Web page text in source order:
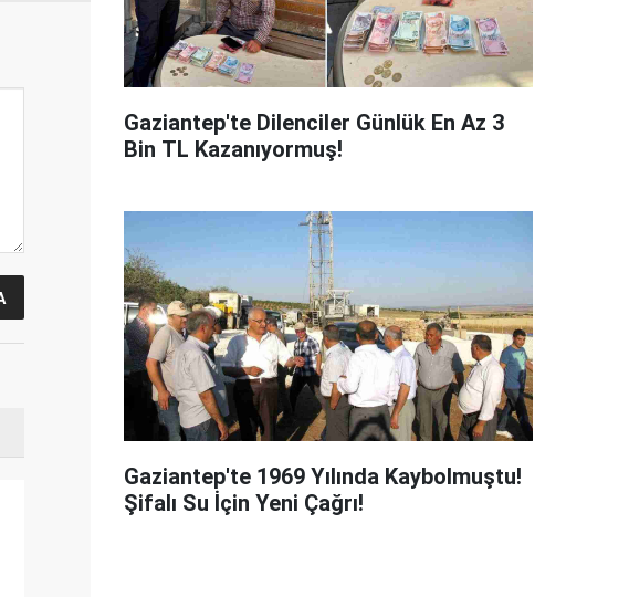
Gaziantep'te Dilenciler Günlük En Az 3
Bin TL Kazanıyormuş!
Gaziantep'te 1969 Yılında Kaybolmuştu!
Şifalı Su İçin Yeni Çağrı!